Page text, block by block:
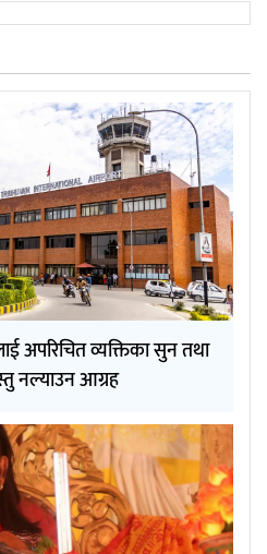
अपरिचित व्यक्तिका सुन तथा
नल्याउन आग्रह